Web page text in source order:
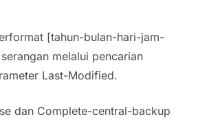
[tahun-bulan-hari-jam-
melalui pencarian
Last-Modified.
dan Complete-central-backup